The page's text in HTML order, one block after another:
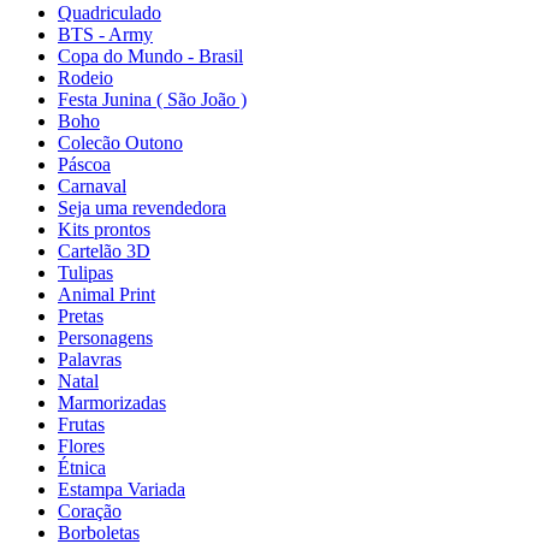
Quadriculado
BTS - Army
Copa do Mundo - Brasil
Rodeio
Festa Junina ( São João )
Boho
Colecão Outono
Páscoa
Carnaval
Seja uma revendedora
Kits prontos
Cartelão 3D
Tulipas
Animal Print
Pretas
Personagens
Palavras
Natal
Marmorizadas
Frutas
Flores
Étnica
Estampa Variada
Coração
Borboletas